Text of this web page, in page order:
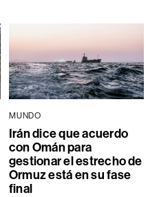
MUNDO
Irán dice que acuerdo
con Omán para
gestionar el estrecho de
Ormuz está en su fase
final